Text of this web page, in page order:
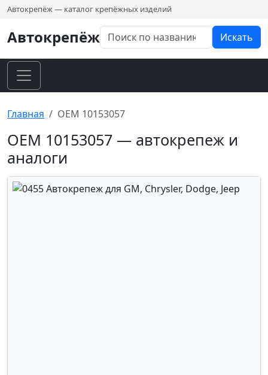
Автокрепёж — каталог крепёжных изделий
Автокрепёж Искать
Главная OEM 10153057
OEM 10153057 — автокрепеж и
аналоги